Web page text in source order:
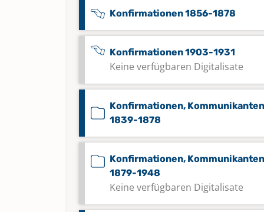
Konfirmationen 1856-1878
Konfirmationen 1903-1931
Keine verfügbaren Digitalisate
Konfirmationen, Kommunikanten
1839-1878
Konfirmationen, Kommunikanten
1879-1948
Keine verfügbaren Digitalisate